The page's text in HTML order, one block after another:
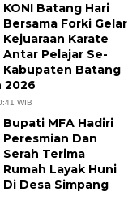
KONI Batang Hari
Bersama Forki Gelar
Kejuaraan Karate
Antar Pelajar Se-
Kabupaten Batang
2026
WIB
Bupati MFA Hadiri
Peresmian Dan
Serah Terima
Rumah Layak Huni
Di Desa Simpang